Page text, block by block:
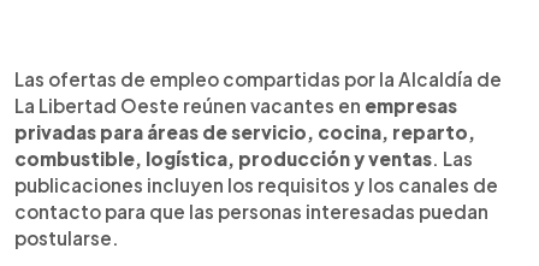
► Escuchar artículo
Quienes buscan una oportunidad laboral
encontrarán nuevas vacantes difundidas por la
Alcaldía de La Libertad Oeste en empresas
privadas de distintos sectores. Las convocatorias
incluyen plazas en McDonald's Mesoamérica,
Puma Ateos, Agua Alpina, Sello de Oro y para
operador de montacargas, además de una feria
de empleo en Ciudad Arce. Las ofertas abarcan
Las ofertas de empleo compartidas por la Alcaldía de
La Libertad Oeste reúnen vacantes en empresas
privadas para áreas de servicio, cocina, reparto,
combustible, logística, producción y ventas. Las
publicaciones incluyen los requisitos y los canales de
contacto para que las personas interesadas puedan
postularse.